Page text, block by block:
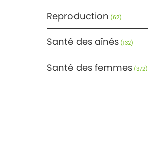
Reproduction (62)
Santé des aînés(132)
Santé des femmes(372)